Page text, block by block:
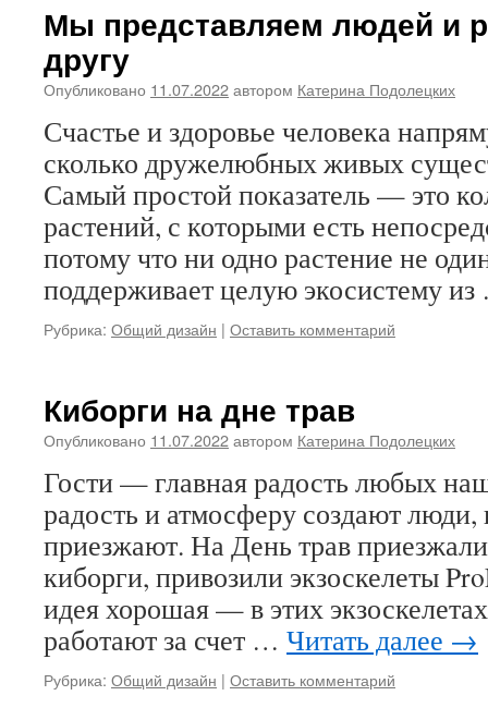
Мы представляем людей и
другу
Опубликовано 11.07.2022автором Катерина Подолецких
Счастье и здоровье человека
сколько дружелюбных живых
Самый простой показатель — это
растений, с которыми есть
потому что ни одно растение не
поддерживает целую экосистему
Рубрика: Общий дизайн | Оставить комментарий
Киборги на дне трав
Опубликовано 11.07.2022автором Катерина Подолецких
Гости — главная радость любых
радость и атмосферу создают
приезжают. На День трав
киборги, привозили экзоскелеты
идея хорошая — в этих
работают за счет … Читать далее →
Рубрика: Общий дизайн | Оставить комментарий